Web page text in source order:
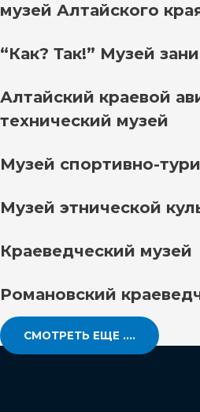
музей Алтайского
“Как? Так!” Музей
Алтайский краевой
технический музей
Музей спортивно-
Музей этнической
Краеведческий музей
Романовский
СМОТРЕТЬ ЕЩЕ ....